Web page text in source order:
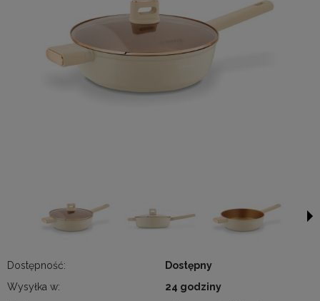
Dostępność:
Dostępny
Wysyłka w:
24 godziny